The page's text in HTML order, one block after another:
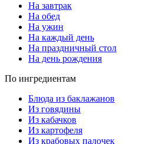
На завтрак
На обед
На ужин
На каждый день
На праздничный стол
На день рождения
По ингредиентам
Блюда из баклажанов
Из говядины
Из кабачков
Из картофеля
Из крабовых палочек